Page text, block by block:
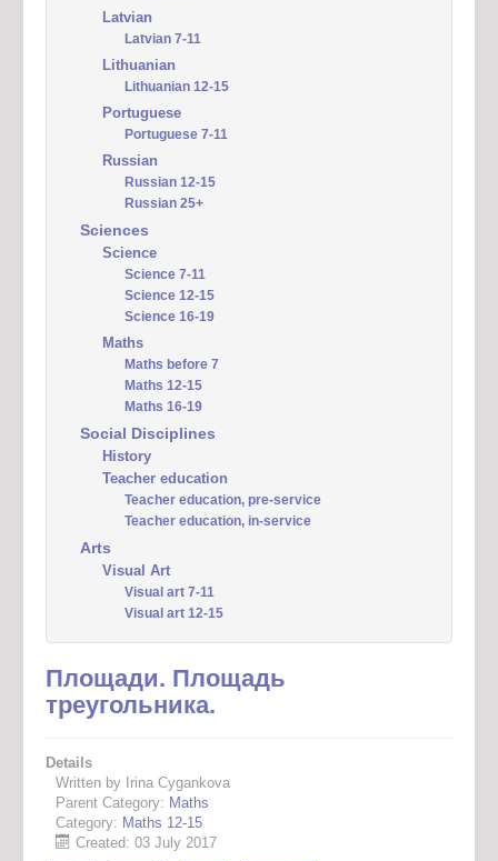
Latvian
Latvian 7-11
Lithuanian
Lithuanian 12-15
Portuguese
Portuguese 7-11
Russian
Russian 12-15
Russian 25+
Sciences
Science
Science 7-11
Science 12-15
Science 16-19
Maths
Maths before 7
Maths 12-15
Maths 16-19
Social Disciplines
History
Teacher education
Teacher education, pre-service
Teacher education, in-service
Arts
Visual Art
Visual art 7-11
Visual art 12-15
Площади. Площадь
треугольника.
Details
Written by Irina Cygankova
Parent Category: Maths
Category: Maths 12-15
Created: 03 July 2017